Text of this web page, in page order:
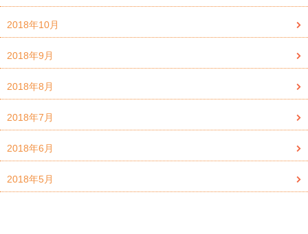
2018年10月
2018年9月
2018年8月
2018年7月
2018年6月
2018年5月